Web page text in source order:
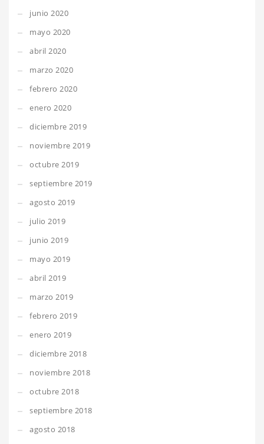
junio 2020
mayo 2020
abril 2020
marzo 2020
febrero 2020
enero 2020
diciembre 2019
noviembre 2019
octubre 2019
septiembre 2019
agosto 2019
julio 2019
junio 2019
mayo 2019
abril 2019
marzo 2019
febrero 2019
enero 2019
diciembre 2018
noviembre 2018
octubre 2018
septiembre 2018
agosto 2018